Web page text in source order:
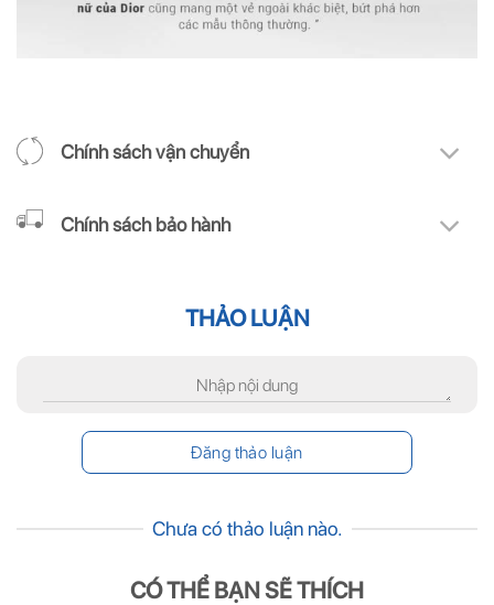
Chính sách vận chuyển
Chính sách bảo hành
THẢO LUẬN
Chưa có thảo luận nào.
CÓ THỂ BẠN SẼ THÍCH